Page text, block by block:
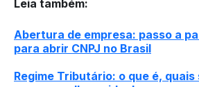
Leia também:
Abertura de empresa: passo a
para abrir CNPJ no Brasil
Regime Tributário: o que é,